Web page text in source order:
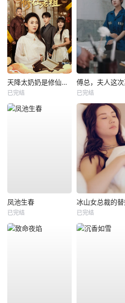
天降太奶奶是修仙老祖
已完结 已完结
凤池生春
已完结 已完结